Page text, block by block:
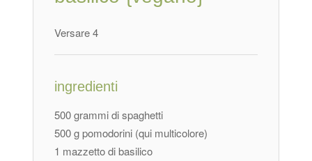
Versare 4
ingredienti
500 grammi di spaghetti
500 g pomodorini (qui multicolore)
1 mazzetto di basilico